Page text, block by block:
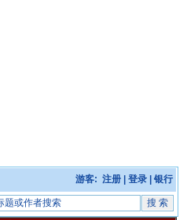
游客:注册 |登录 |银行